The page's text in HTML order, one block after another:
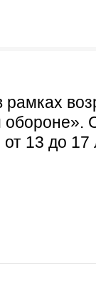
рамках
13 до 17